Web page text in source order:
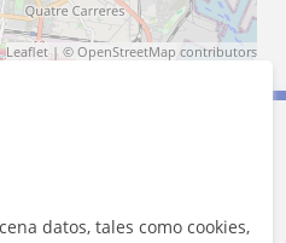
Leaflet| © OpenStreetMap contributors
12€/h
datos, tales como cookies,